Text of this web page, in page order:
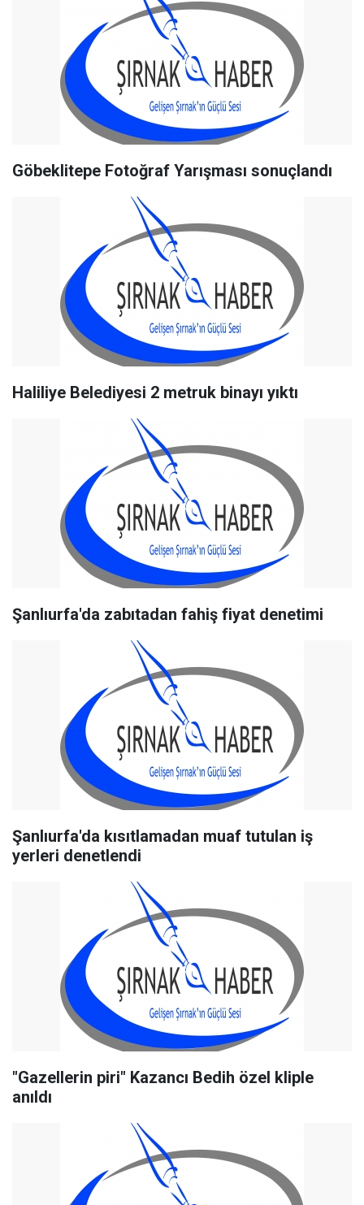
Göbeklitepe Fotoğraf Yarışması sonuçlandı
Haliliye Belediyesi 2 metruk binayı yıktı
Şanlıurfa'da zabıtadan fahiş fiyat denetimi
Şanlıurfa'da kısıtlamadan muaf tutulan iş
yerleri denetlendi
"Gazellerin piri" Kazancı Bedih özel kliple
anıldı